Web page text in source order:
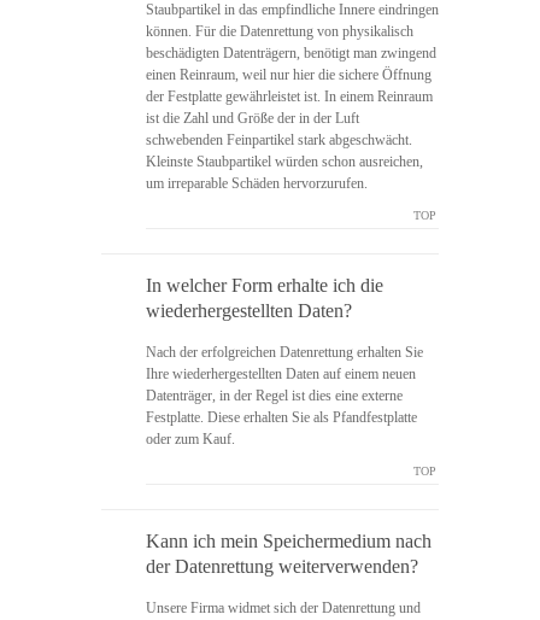
Staubpartikel in das empfindliche Innere eindringen
können. Für die Datenrettung von physikalisch
beschädigten Datenträgern, benötigt man zwingend
einen Reinraum, weil nur hier die sichere Öffnung
der Festplatte gewährleistet ist. In einem Reinraum
ist die Zahl und Größe der in der Luft
schwebenden Feinpartikel stark abgeschwächt.
Kleinste Staubpartikel würden schon ausreichen,
um irreparable Schäden hervorzurufen.
TOP
In welcher Form erhalte ich die
wiederhergestellten Daten?
Nach der erfolgreichen Datenrettung erhalten Sie
Ihre wiederhergestellten Daten auf einem neuen
Datenträger, in der Regel ist dies eine externe
Festplatte. Diese erhalten Sie als Pfandfestplatte
oder zum Kauf.
TOP
Kann ich mein Speichermedium nach
der Datenrettung weiterverwenden?
Unsere Firma widmet sich der Datenrettung und